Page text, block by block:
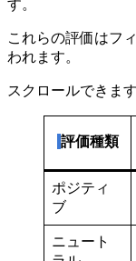
す。
これらの評価はフ
われます。
スクロールできます
評価種類
ポジティ
ブ
ニュート